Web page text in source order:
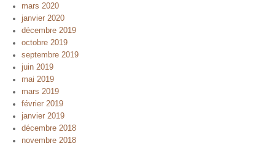
mars 2020
janvier 2020
décembre 2019
octobre 2019
septembre 2019
juin 2019
mai 2019
mars 2019
février 2019
janvier 2019
décembre 2018
novembre 2018